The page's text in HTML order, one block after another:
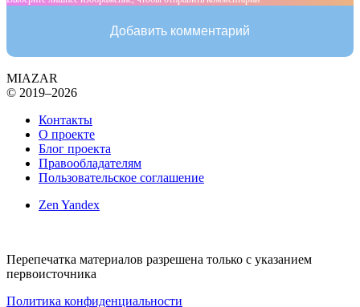
Добавить комментарий
MIAZAR
© 2019–2026
Контакты
О проекте
Блог проекта
Правообладателям
Пользовательское соглашение
Zen Yandex
Перепечатка материалов разрешена только с указанием
первоисточника
Политика конфиденциальности